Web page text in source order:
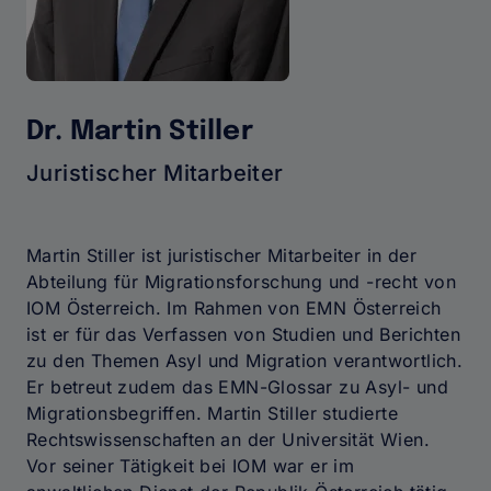
Dr. Martin Stiller
Juristischer Mitarbeiter
Martin Stiller ist juristischer Mitarbeiter in der
Abteilung für Migrationsforschung und -recht von
IOM Österreich. Im Rahmen von EMN Österreich
ist er für das Verfassen von Studien und Berichten
zu den Themen Asyl und Migration verantwortlich.
Er betreut zudem das EMN-Glossar zu Asyl- und
Migrationsbegriffen. Martin Stiller studierte
Rechtswissenschaften an der Universität Wien.
Vor seiner Tätigkeit bei IOM war er im